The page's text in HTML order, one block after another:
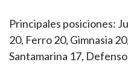
Principales posiciones:
20, Ferro 20, Gimnasia
Santamarina 17,